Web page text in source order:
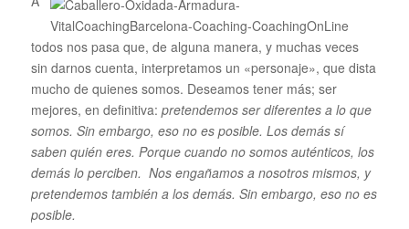
todos nos pasa que, de alguna manera, y muchas veces
sin darnos cuenta, interpretamos un «personaje», que dista
mucho de quienes somos. Deseamos tener más; ser
mejores, en definitiva: pretendemos ser diferentes a lo que
somos. Sin embargo, eso no es posible. Los demás sí
saben quién eres. Porque cuando no somos auténticos, los
demás lo perciben. Nos engañamos a nosotros mismos, y
pretendemos también a los demás. Sin embargo, eso no es
posible.